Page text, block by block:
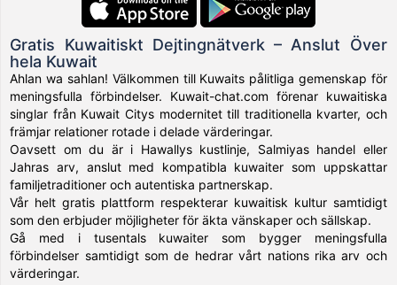
Gratis Kuwaitiskt Dejtingnätverk – Anslut Över
hela Kuwait
Ahlan wa sahlan! Välkommen till Kuwaits pålitliga gemenskap för
meningsfulla förbindelser. Kuwait-chat.com förenar kuwaitiska
singlar från Kuwait Citys modernitet till traditionella kvarter, och
främjar relationer rotade i delade värderingar.
Oavsett om du är i Hawallys kustlinje, Salmiyas handel eller
Jahras arv, anslut med kompatibla kuwaiter som uppskattar
familjetraditioner och autentiska partnerskap.
Vår helt gratis plattform respekterar kuwaitisk kultur samtidigt
som den erbjuder möjligheter för äkta vänskaper och sällskap.
Gå med i tusentals kuwaiter som bygger meningsfulla
förbindelser samtidigt som de hedrar vårt nations rika arv och
värderingar.